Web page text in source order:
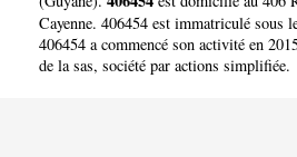
Cayenne. 406454 est immatriculé sous
406454 a commencé son activité en
de la sas, société par actions simplifiée.